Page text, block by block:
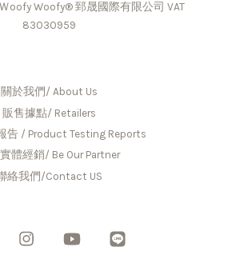
oofy Woofy® 郅晟國際有限公司 VAT
83030959
關於我們/ About Us
販售據點/ Retailers
告 / Product Testing Reports
體經銷/ Be Our Partner
絡我們/Contact US
Instagram YouTube